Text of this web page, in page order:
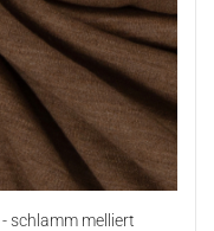
schlamm melliert